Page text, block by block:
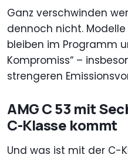
Ganz verschwinden
dennoch nicht. Modelle
bleiben im Programm
Kompromiss“ –
strengeren
AMG C 53 mit
C-Klasse kommt
Und was ist mit der C-